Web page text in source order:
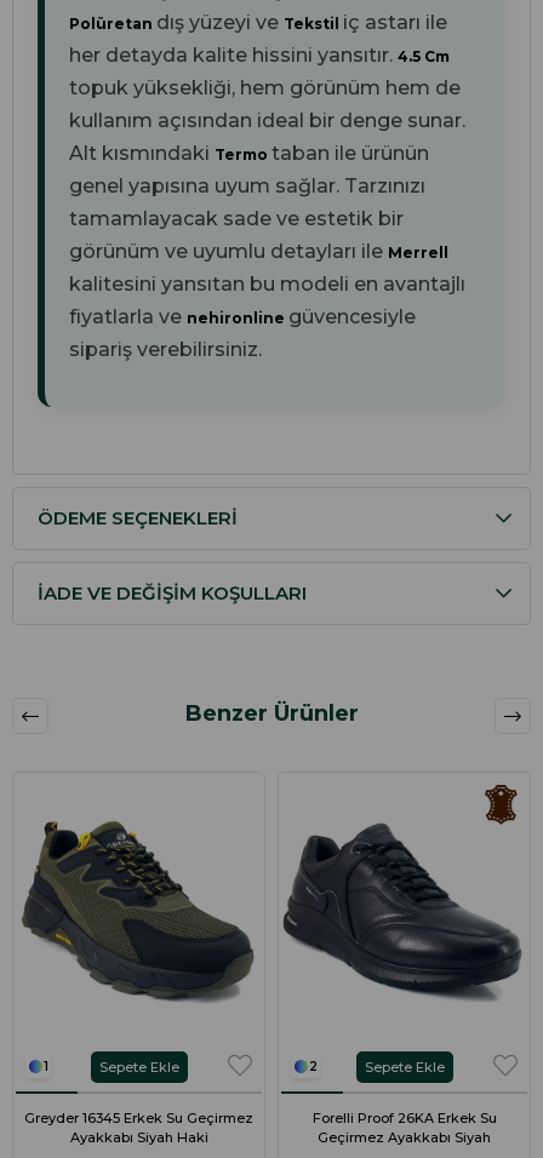
Polüretan dış yüzeyi ve Tekstil iç astarı ile
her detayda kalite hissini yansıtır. 4.5 Cm
topuk yüksekliği, hem görünüm hem de
kullanım açısından ideal bir denge sunar.
Alt kısmındaki Termo taban ile ürünün
genel yapısına uyum sağlar. Tarzınızı
tamamlayacak sade ve estetik bir
görünüm ve uyumlu detayları ile Merrell
kalitesini yansıtan bu modeli en avantajlı
fiyatlarla ve nehironline güvencesiyle
sipariş verebilirsiniz.
ÖDEME SEÇENEKLERI
İADE VE DEĞIŞIM KOŞULLARI
Benzer Ürünler
1
Greyder 16345 Erkek Su Geçirmez
Ayakkabı Siyah Haki
Sepete Ekle 2
Forelli Proof 26KA Erkek Su
Geçirmez Ayakkabı Siyah
Sepete Ekle